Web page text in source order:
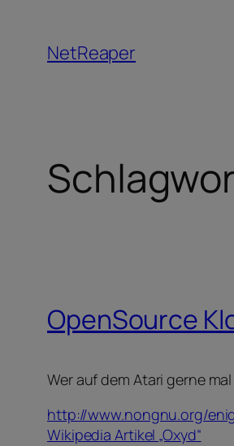
Inhalt
springen
NetReaper
OpenSource
Wer auf dem Atari gerne
http://www.nongnu.org/
Wikipedia Artikel „Oxyd“